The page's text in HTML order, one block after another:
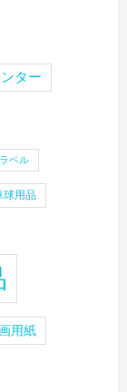
ター
ラベル
球用品
用紙